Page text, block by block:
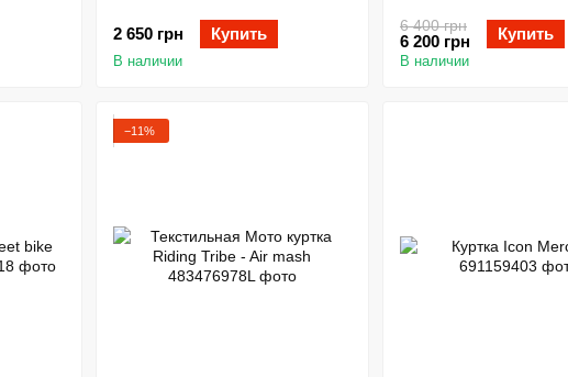
2 650 грн Купить
В наличии
6 400 грн
6 200 грн Купить
В наличии
−11%